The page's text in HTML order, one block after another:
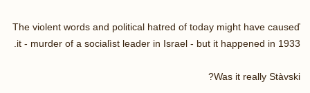
The violent words and political hatred of today might have causeď
it - murder of a socialìst leader in Israel - but it happened in 1933.
Was it really Stàvski?